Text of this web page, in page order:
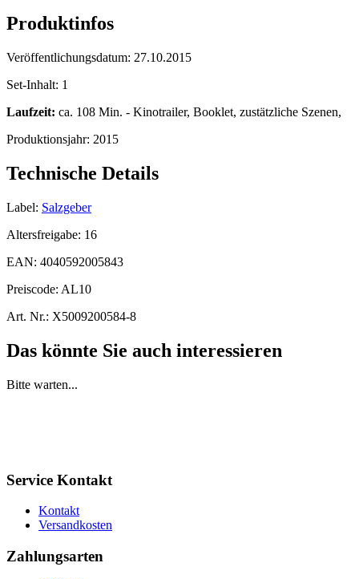
Produktinfos
Veröffentlichungsdatum: 27.10.2015
Set-Inhalt: 1
Laufzeit: ca. 108 Min. - Kinotrailer, Booklet, zustätzliche Szenen,
Produktionsjahr: 2015
Technische Details
Label: Salzgeber
Altersfreigabe: 16
EAN: 4040592005843
Preiscode: AL10
Art. Nr.: X5009200584-8
Das könnte Sie auch interessieren
Bitte warten...
Service Kontakt
Kontakt
Versandkosten
Zahlungsarten